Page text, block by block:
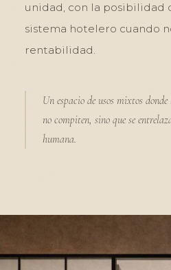
unidad, con la posibilidad
sistema hotelero cuando
rentabilidad.
Un espacio de usos mixtos
no compiten, sino que se
humana.